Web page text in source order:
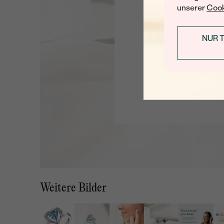
unserer
NUR
Weitere Bilder